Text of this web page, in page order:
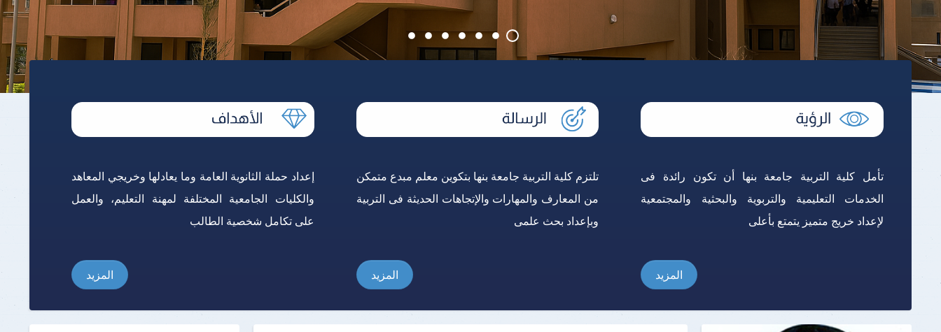
تأمل كلية التربية جامعة بنها أن تكون رائدة فى
الخدمات التعليمية والتربوية والبحثية والمجتمعية
لإعداد خريج متميز يتمتع بأعلى
المزيد
تلتزم كلية التربية جامعة بنها بتكوين معلم مبدع متمكن
من المعارف والمهارات والإتجاهات الحديثة فى التربية
وبإعداد بحث علمى
المزيد
إعداد حملة الثانوية العامة وما يعادلها وخريجي المعاهد
والكليات الجامعية المختلفة لمهنة التعليم، والعمل
على تكامل شخصية الطالب
المزيد